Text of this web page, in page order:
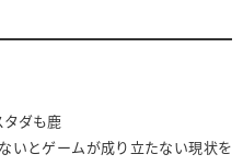
タダも鹿
いとゲームが成り立たない現状を